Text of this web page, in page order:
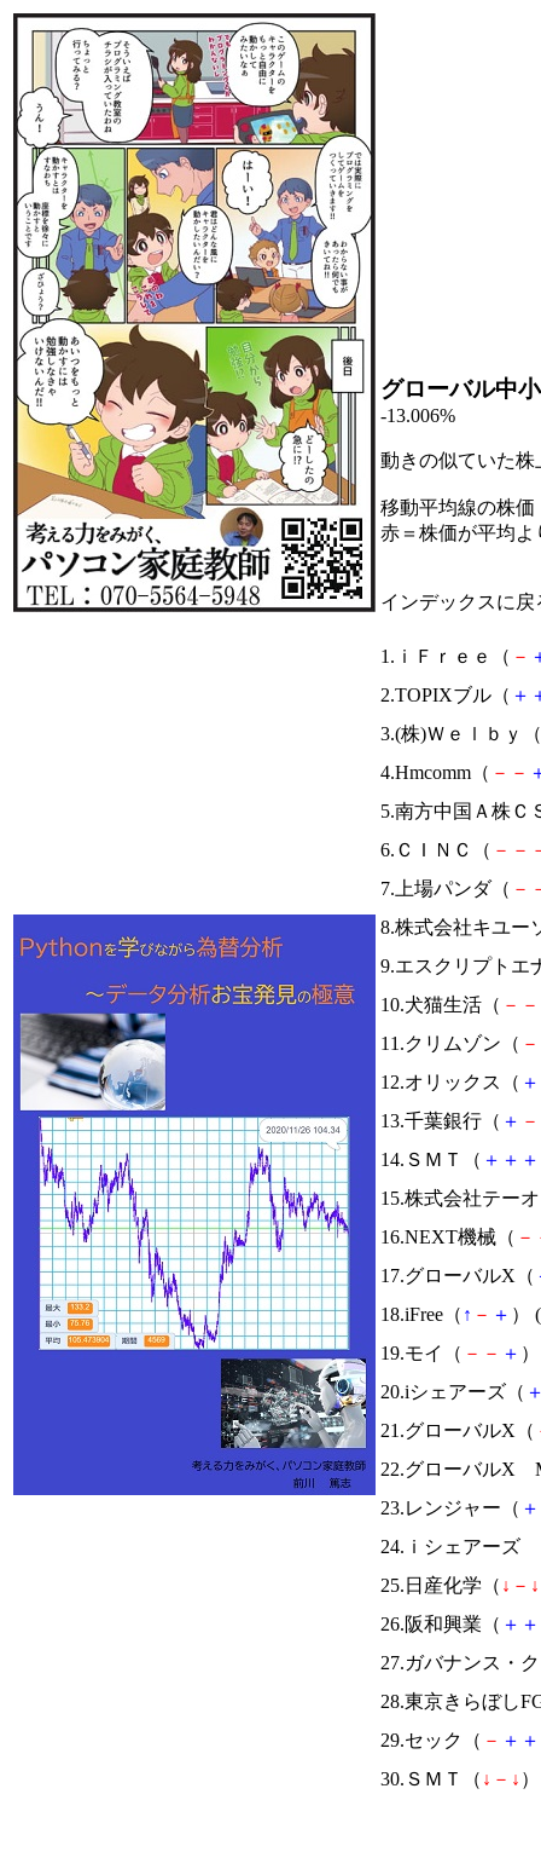
グローバル中
-13.006%
動きの似ていた
移動平均線の株価
赤＝株価が平均
インデックスに戻
1.ｉＦｒｅｅ（ －
2.TOPIXブル（ ＋
3.(株)Ｗｅｌｂｙ（
4.Hmcomm（ － －
5.南方中国Ａ株Ｃ
6.ＣＩＮＣ（ － －
7.上場パンダ（ －
8.株式会社キユー
9.エスクリプトエ
10.犬猫生活（ － －
11.クリムゾン（ －
12.オリックス（ ＋
13.千葉銀行（ ＋ －
14.ＳＭＴ（ ＋ ＋ ＋
15.株式会社テー
16.NEXT機械（ －
17.グローバルX（
18.iFree（ ↑ － ＋ ） (
19.モイ（ － － ＋
20.iシェアーズ（
21.グローバルX（
22.グローバルX
23.レンジャー（ ＋
24.ｉシェアーズ
25.日産化学（ ↓ － ↓
26.阪和興業（ ＋ ＋
27.ガバナンス・
28.東京きらぼし
29.セック（ － ＋ ＋
30.ＳＭＴ（ ↓ － ↓